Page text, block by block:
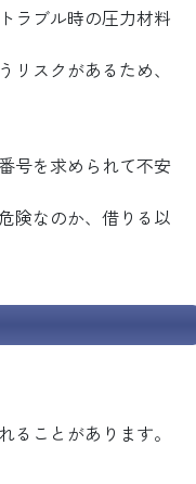
ラブル時の圧力材料
スクがあるため、
号を求められて不安
険なのか、借りる以
ことがあります。